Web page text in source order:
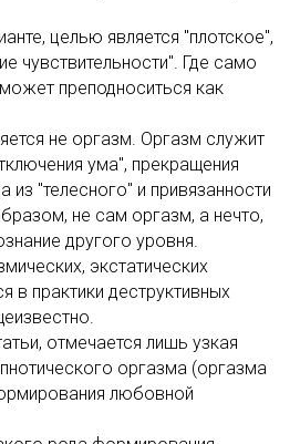
целью является "плотское",
чувствительности". Где само
преподноситься как
не оргазм. Оргазм служит
ума", прекращения
"телесного" и привязанности
не сам оргазм, а нечто,
другого уровня.
экстатических
в практики деструктивных
отмечается лишь узкая
оргазма (оргазма
любовной